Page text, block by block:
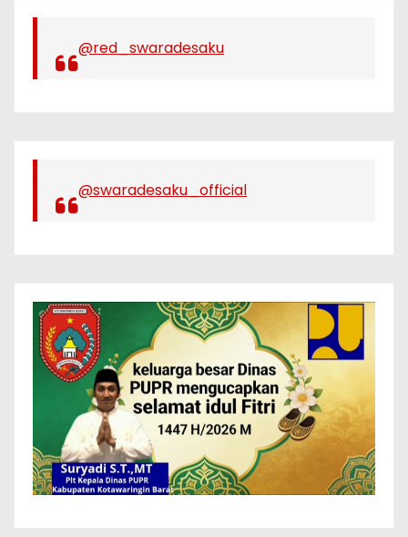
@red_swaradesaku
@swaradesaku_official